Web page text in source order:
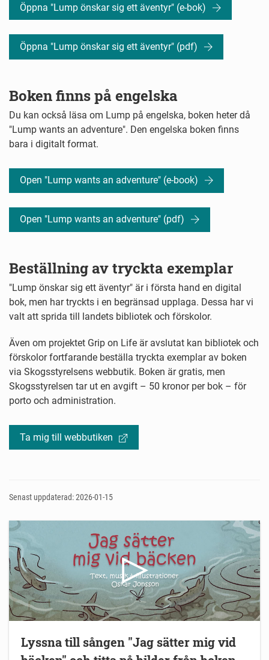
Öppna "Lump önskar sig ett äventyr" (e-bok)
Öppna "Lump önskar sig ett äventyr" (pdf)
Boken finns på engelska
Du kan också läsa om Lump på engelska, boken heter då
"Lump wants an adventure". Den engelska boken finns
bara i digitalt format.
Open "Lump wants an adventure" (e-book)
Open "Lump wants an adventure" (pdf)
Beställning av tryckta exemplar
"Lump önskar sig ett äventyr" är i första hand en digital
bok, men har tryckts i en begränsad upplaga. Dessa har vi
valt att sprida till landets bibliotek och förskolor.
Även om projektet Grip on Life är avslutat kan bibliotek och
förskolor fortfarande beställa tryckta exemplar av boken
via Skogsstyrelsens webbutik. Boken är gratis, men
Skogsstyrelsen tar ut en avgift – 50 kronor per bok – för
porto och administration.
Ta mig till webbutiken
Senast uppdaterad: 2026-01-15
Lyssna till sången "Jag sätter mig vid